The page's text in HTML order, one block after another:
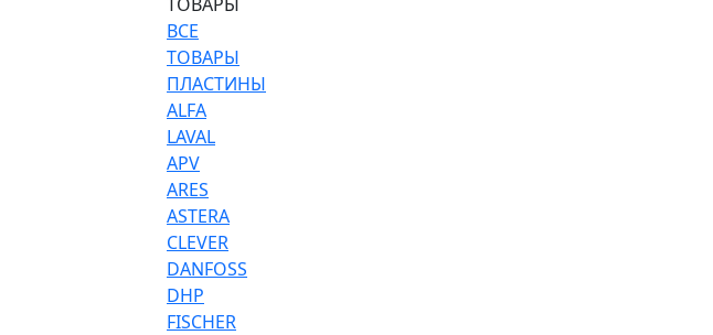
ВСЕ
ТОВАРЫ
ПЛАСТИНЫ
ALFA
LAVAL
APV
ARES
ASTERA
CLEVER
DANFOSS
DHP
FISCHER